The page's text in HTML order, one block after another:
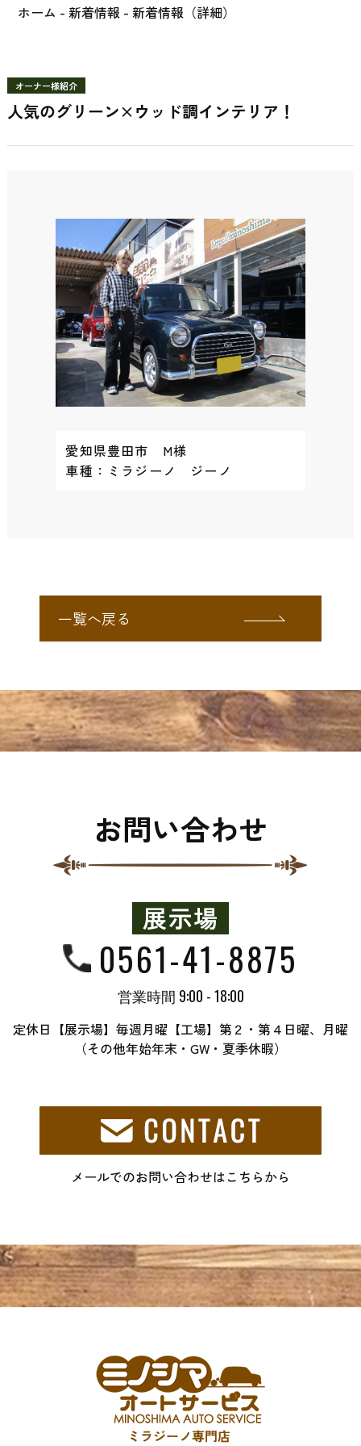
ホーム - 新着情報- 新着情報（詳細）
オーナー様紹介
人気のグリーン×ウッド調インテリア！
愛知県豊田市 M様
車種：ミラジーノ ジーノ
一覧へ戻る
お問い合わせ
0561-41-8875
営業時間 9:00 - 18:00
定休日【展示場】毎週月曜【工場】第２・第４日曜、月曜
（その他年始年末・GW・夏季休暇）
メールでのお問い合わせはこちらから